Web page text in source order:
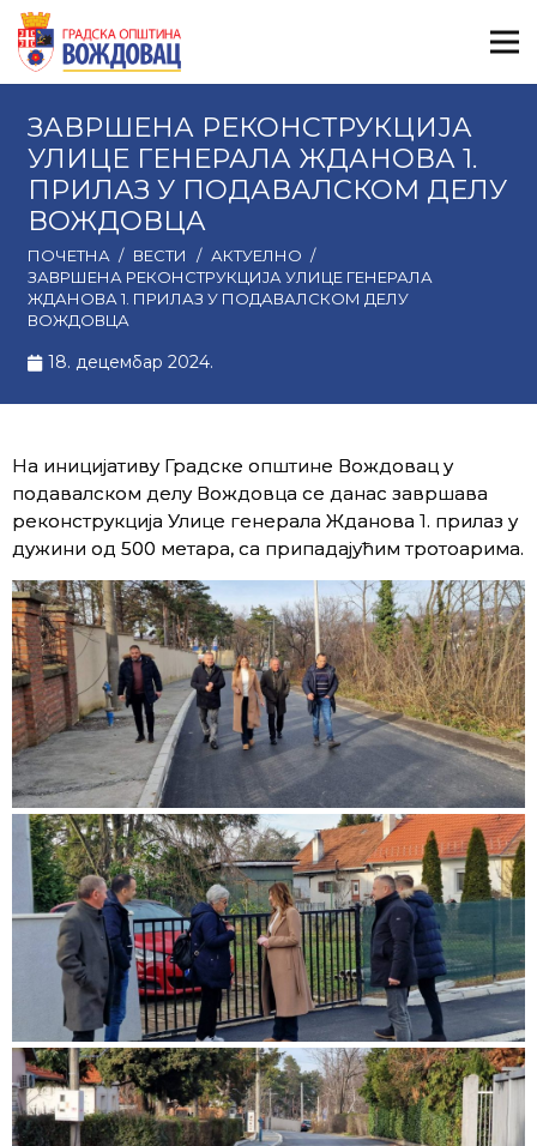
ЗАВРШЕНА РЕКОНСТРУКЦИЈА
УЛИЦЕ ГЕНЕРАЛА ЖДАНОВА 1.
ПРИЛАЗ У ПОДАВАЛСКОМ ДЕЛУ
ВОЖДОВЦА
ПОЧЕТНА / ВЕСТИ / АКТУЕЛНО /
ЗАВРШЕНА РЕКОНСТРУКЦИЈА УЛИЦЕ ГЕНЕРАЛА
ЖДАНОВА 1. ПРИЛАЗ У ПОДАВАЛСКОМ ДЕЛУ
ВОЖДОВЦА
18. децембар 2024.
На иницијативу Градске општине Вождовац у
подавалском делу Вождовца се данас завршава
реконструкција Улице генерала Жданова 1. прилаз у
дужини од 500 метара, са припадајућим тротоарима.